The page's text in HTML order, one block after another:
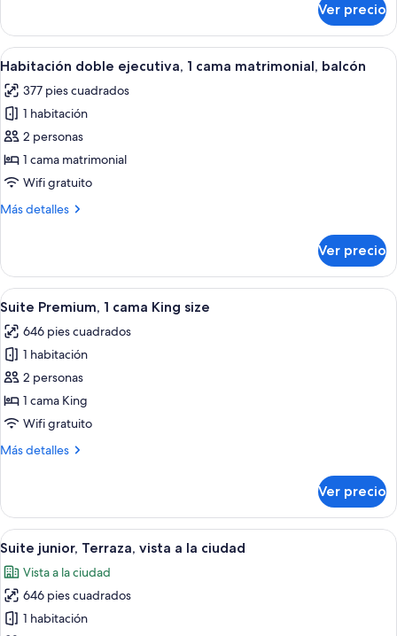
y
sofá
cama,
balcón
cuádruple
estándar,
1
matrimonial
sofá
cama,
balcón
Ver precio
Abrir
todas
las
fotos
de
Habitación
doble
1
balcón
Una habitación de hotel moderna
7
Habitación doble ejecutiva, 1 cama matrimonial, balcón
377 pies cuadrados
1 habitación
2 personas
1 cama matrimonial
Wifi gratuito
Más detalles
Más
doble
ejecutiva,
1
matrimonial,
balcón
Ver precio
Abrir
todas
las
fotos
de
Suite
Premium,
cama
Una habitación de hotel con cama,
5
Suite Premium, 1 cama King size
646 pies cuadrados
1 habitación
2 personas
1 cama King
Wifi gratuito
Más detalles
Más
Premium,
cama
size
Ver precio
Abrir
todas
las
fotos
de
Habitación de hotel moderna con
7
Suite junior, Terraza, vista a la ciudad
Vista a la ciudad
646 pies cuadrados
1 habitación